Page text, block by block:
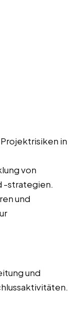
in
von
-strategien.
und
und